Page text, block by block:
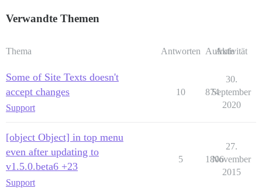
Verwandte Themen
Thema Antworten Aufrufe
Aktivität
Some of Site Texts doesn't
accept changes
Support
10 874
30.
September
2020
[object Object] in top menu
even after updating to
v1.5.0.beta6 +23
Support
5 1806
27.
November
2015